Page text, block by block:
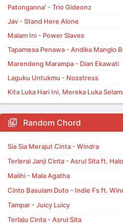
Patonganna' - Trio Gideonz
Jav - Stand Here Alone
Malam Ini - Power Slaves
Tapamesa Penawa - Andika Manglo
Marendeng Marampa - Dian Ekawati
Laguku Untukmu - Nosstress
Kita Luka Hari Ini, Mereka Luka
Random Chord
Sia Sia Merajut Cinta - Windra
Terlerai Janji Cinta - Asrul Sita ft.
Malihi - Mala Agatha
Cinto Basulam Duto - Indie Fs ft.
Tampar - Juicy Luicy
Terlalu Cinta - Asrul Sita